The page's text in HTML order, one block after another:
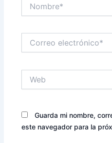
electrónico*
Guarda mi nombre,
este navegador para la